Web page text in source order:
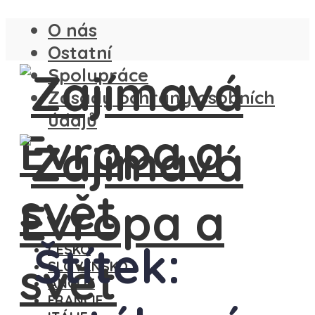
O nás
Ostatní
Spolupráce
Zásady ochrany osobních
údajů
ČESKO
SLOVENSKO
ANGLIE
FRANCIE
Štítek: